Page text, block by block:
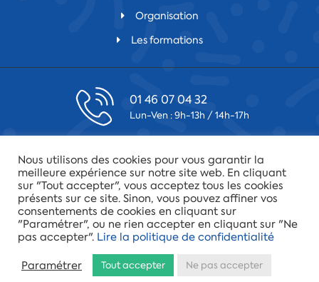
Organisation
Les formations
01 46 07 04 32
Lun-Ven : 9h-13h / 14h-17h
Laissez-nous un message
75019 Paris
34 quai de la Loire
© 2022 - Fédération CFTC-CSFV | Mentions légales|
de confidentialité|
Nous utilisons des cookies pour vous garantir la
meilleure expérience sur notre site web. En cliquant
sur "Tout accepter", vous acceptez tous les cookies
présents sur ce site. Sinon, vous pouvez affiner vos
consentements de cookies en cliquant sur
"Paramétrer", ou ne rien accepter en cliquant sur "Ne
pas accepter". Lire la politique de confidentialité
Paramétrer
Tout accepter Ne pas accepter